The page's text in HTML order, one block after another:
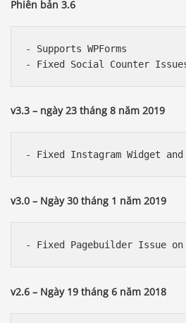
Phiên bản 3.6
- Supports WPForms
v3.3 – ngày 23 tháng 8 năm 2019
v3.0 – Ngày 30 tháng 1 năm 2019
v2.6 – Ngày 19 tháng 6 năm 2018